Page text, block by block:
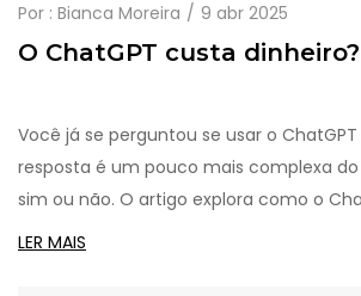
Por : Bianca Moreira 9 abr 2025
O ChatGPT custa dinheiro?
Você já se perguntou se usar o
resposta é um pouco mais complexa
sim ou não. O artigo explora como o
diferentes opções para usuários, desde
LER MAIS